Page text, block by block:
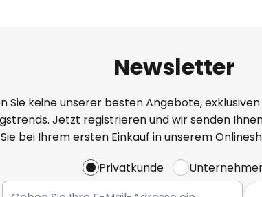
Newsletter
Sie keine unserer besten Angebote,
Jetzt registrieren und wir senden
bei Ihrem ersten Einkauf in unserem
Privatkunde